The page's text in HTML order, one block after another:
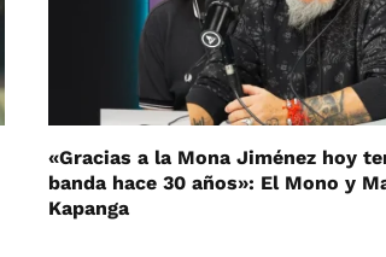
«Gracias a la Mona Jiménez hoy
banda hace 30 años»: El Mono y
Kapanga